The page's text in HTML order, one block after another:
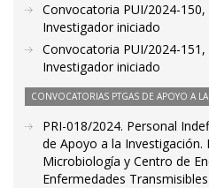
Convocatoria PUI/2024-
Investigador iniciado
Convocatoria PUI/2024-
Investigador iniciado
CONVOCATORIAS PTGAS DE APOYO A
PRI-018/2024. Personal
de Apoyo a la
Microbiología y Centro de
Enfermedades